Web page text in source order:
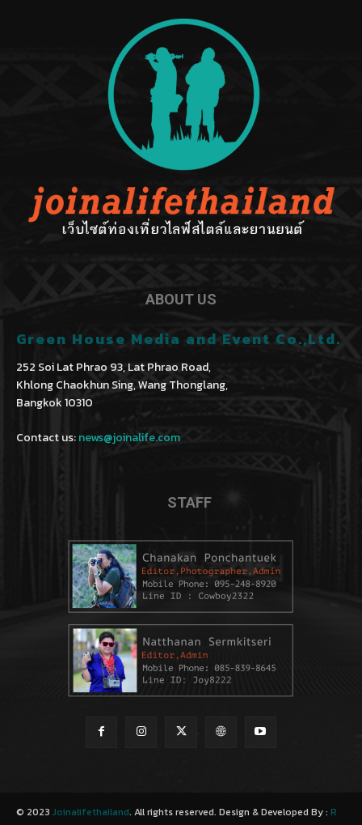
ABOUT US
Green House Media and Event Co.,Ltd.
252 Soi Lat Phrao 93, Lat Phrao Road,
Khlong Chaokhun Sing, Wang Thonglang,
Bangkok 10310
Contact us:news@joinalife.com
STAFF
© 2023 Joinalifethailand. All rights reserved. Design & Developed By : R